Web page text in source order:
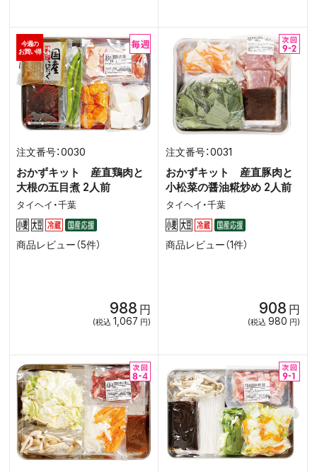
0030
おかずキット 産直鶏肉と
大根の五目煮 2人前
タイヘイ・千葉
今週の
お買い得
商品レビュー（5件）
988 円
(税込 1,067 円)
0031
おかずキット 産直豚肉と
小松菜の醤油糀炒め 2人前
タイヘイ・千葉
商品レビュー（1件）
908 円
(税込 980 円)